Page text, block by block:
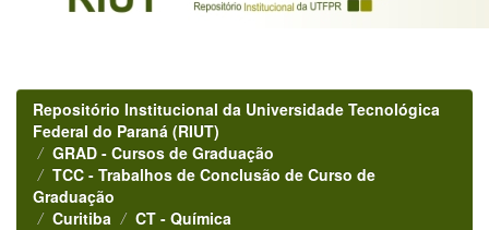
Repositório Institucional da Universidade Tecnológica
Federal do Paraná (RIUT)
GRAD - Cursos de Graduação
TCC - Trabalhos de Conclusão de Curso de
Graduação
Curitiba
CT - Química